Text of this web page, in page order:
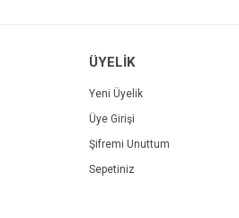
ÜYELİK
Yeni Üyelik
Üye Girişi
Şifremi Unuttum
Sepetiniz